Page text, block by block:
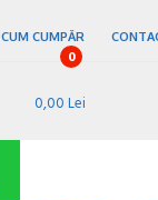
CUM CUMPĂR
0
0,00 Lei